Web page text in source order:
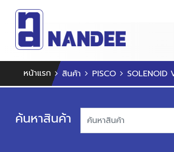
หน้าแรก สินค้า PISCO SOLENOID
ค้นหาสินค้า